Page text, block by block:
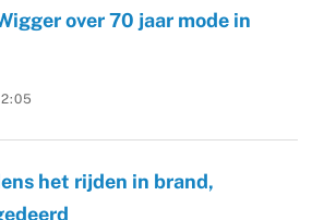
over 70 jaar mode in
het rijden in brand,